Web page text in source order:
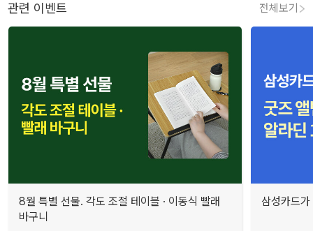
관련 이벤트 전체보기
8월 특별 선물. 각도 조절 테이블 · 이동식 빨래
바구니
삼성카드